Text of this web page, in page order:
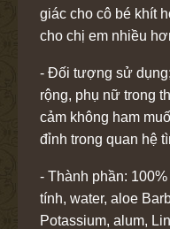
giác cho cô bé khít
cho chị em nhiều
- Đối tượng sử
rộng, phụ nữ trong
cảm không ham
đỉnh trong quan hệ
- Thành phần:
tính, water, aloe
Potassium, alum,